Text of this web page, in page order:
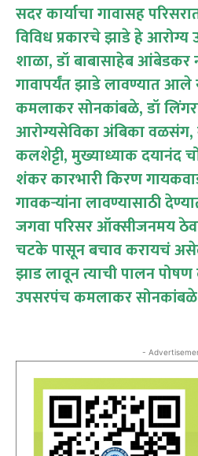
सदर कार्याचा गावासह
विविध प्रकारचे झाडे हे आरोग्य
शाळा, डॉ बाबासाहेब
गावापर्यंत झाडे लावण्यात
कमलाकर सोनकांबळे, डॉ
आरोग्यसेविका अंबिका वळसंग,
कलशेट्टी, मुख्याध्याक दयानंद
शंकर कारभारी किरण
गावकऱ्यांना लावण्यासाठी
जगवा परिसर ऑक्सीजनमय ठेवा
चटके पासून बचाव करायचं
झाड लावून त्याची पालन
उपसरपंच कमलाकर
-